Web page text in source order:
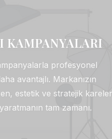
KAMPANYALARI
profesyonel
avantajlı. Markanızın
estetik ve stratejik
tam zamanı.